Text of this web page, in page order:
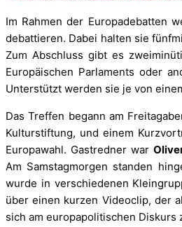
Im Rahmen der Europadebatten
debattieren. Dabei halten sie
Zum Abschluss gibt es
Europäischen Parlaments oder
Unterstützt werden sie je von
Das Treffen begann am
Kulturstiftung, und einem
Europawahl. Gastredner war
Am Samstagmorgen standen
wurde in verschiedenen
über einen kurzen Videoclip, der
sich am europapolitischen Diskurs